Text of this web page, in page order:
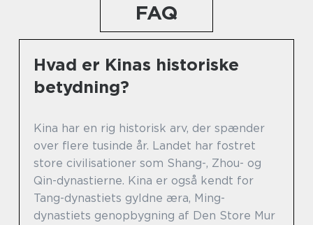
FAQ
Hvad er Kinas historiske
betydning?
Kina har en rig historisk arv, der spænder
over flere tusinde år. Landet har fostret
store civilisationer som Shang-, Zhou- og
Qin-dynastierne. Kina er også kendt for
Tang-dynastiets gyldne æra, Ming-
dynastiets genopbygning af Den Store Mur